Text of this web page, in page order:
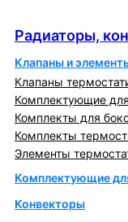
Радиаторы,
Клапаны и
Клапаны
Комплектующие
Комплекты для
Комплекты
Элементы
Комплектующие
Конвекторы